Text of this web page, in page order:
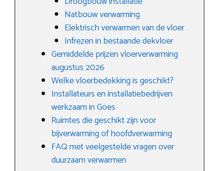
Natbouw verwarming
Elektrisch verwarmen van de vloer
Infrezen in bestaande dekvloer
Gemiddelde prijzen vloerverwarming
augustus 2026
Welke vloerbedekking is geschikt?
Installateurs en installatiebedrijven
werkzaam in Goes
Ruimtes die geschikt zijn voor
bijverwarming of hoofdverwarming
FAQ met veelgestelde vragen over
duurzaam verwarmen